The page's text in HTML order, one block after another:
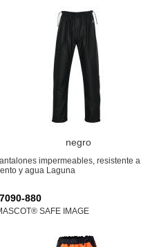
negro
impermeables, resistente a
y agua Laguna
880
SAFE IMAGE